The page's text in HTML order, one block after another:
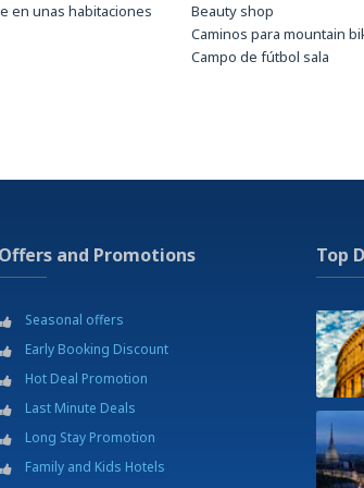
en unas habitaciones
Beauty shop
Caminos para mountain
Campo de fútbol sala
Museums - Palazzo Salis -
Terminal de Autobuses -
Offers and Promotions
Seasonal offers
Early Booking Discount
Hot Deal Promotion
Last Minute Deals
Long Stay Promotion
Family and Kids Hotels
Top